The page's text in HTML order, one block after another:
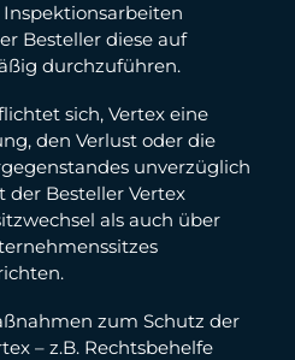
Besteller diese auf
durchzuführen.
sich, Vertex eine
den Verlust oder die
unverzüglich
Besteller Vertex
als auch über
zum Schutz der
– z.B. Rechtsbehelfe